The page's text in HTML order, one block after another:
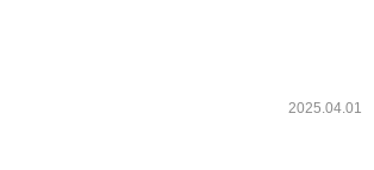
2025.04.01